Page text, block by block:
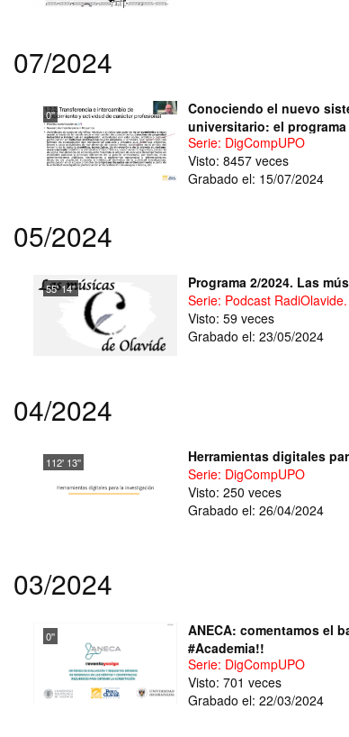
07/2024
0''
Conociendo el nuevo
universitario: el programa
Serie: DigCompUPO
Visto: 8457 veces
Grabado el: 15/07/2024
05/2024
55' 14''
Programa 2/2024. Las
Serie: Podcast
Visto: 59 veces
Grabado el: 23/05/2024
04/2024
112' 13''
Herramientas digitales
Serie: DigCompUPO
Visto: 250 veces
Grabado el: 26/04/2024
03/2024
0''
ANECA: comentamos el
#Academia!!
Serie: DigCompUPO
Visto: 701 veces
Grabado el: 22/03/2024